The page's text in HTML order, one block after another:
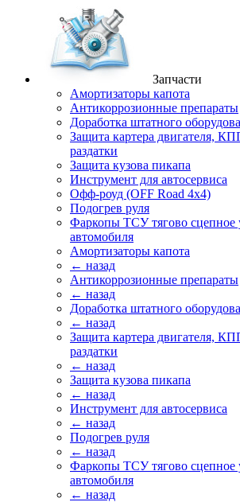
Запчасти
Амортизаторы капота
Антикоррозионные препараты
Доработка штатного
Защита картера двигателя,
раздатки
Защита кузова пикапа
Инструмент для автосервиса
Офф-роуд (OFF Road 4x4)
Подогрев руля
Фаркопы ТСУ тягово сцепное
автомобиля
Амортизаторы капота
← назад
Антикоррозионные препараты
← назад
Доработка штатного
← назад
Защита картера двигателя,
раздатки
← назад
Защита кузова пикапа
← назад
Инструмент для автосервиса
← назад
Подогрев руля
← назад
Фаркопы ТСУ тягово сцепное
автомобиля
← назад